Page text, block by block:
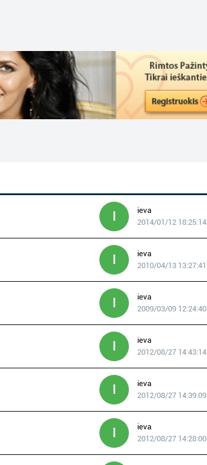
I
ieva
2014/01/12 18:25:14
I
ieva
2010/04/13 13:27:41
I
ieva
2009/03/09 12:24:40
I
ieva
2012/08/27 14:43:14
I
ieva
2012/08/27 14:39:09
I
ieva
2012/08/27 14:28:00